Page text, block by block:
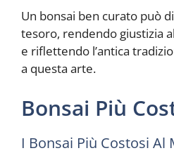
Un bonsai ben curato può
tesoro, rendendo giustizia
e riflettendo l’antica
a questa arte.
Bonsai Più
I Bonsai Più Costosi Al